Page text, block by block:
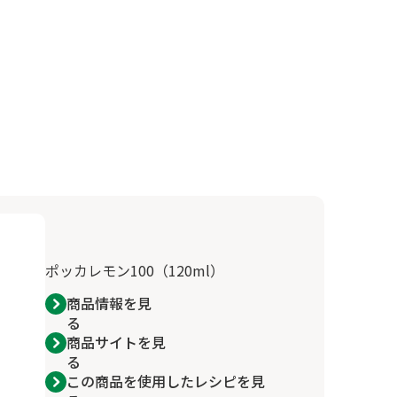
ポッカレモン100（120ml）
商品情報を見
る
商品サイトを見
る
この商品を使用したレシピを見